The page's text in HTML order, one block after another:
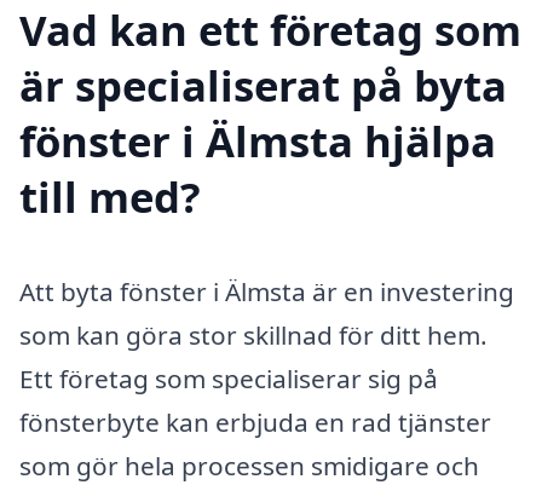
Vad kan ett företag som
är specialiserat på byta
fönster i Älmsta hjälpa
till med?
Att byta fönster i Älmsta är en investering
som kan göra stor skillnad för ditt hem.
Ett företag som specialiserar sig på
fönsterbyte kan erbjuda en rad tjänster
som gör hela processen smidigare och